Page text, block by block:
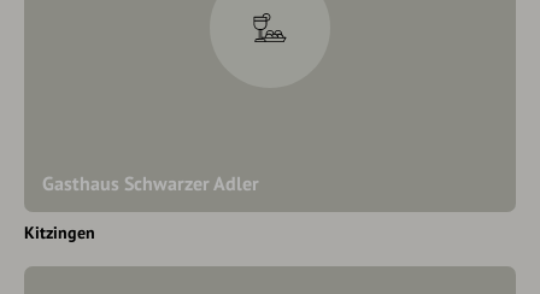
Gasthaus Schwarzer Adler
Kitzingen